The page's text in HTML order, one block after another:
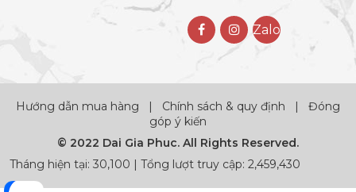
Zalo
Hướng dẫn mua hàng | Chính sách & quy định | Đóng
góp ý kiến
© 2022 Dai Gia Phuc. All Rights Reserved.
Tháng hiện tại: 30,100 | Tổng lượt truy cập: 2,459,430